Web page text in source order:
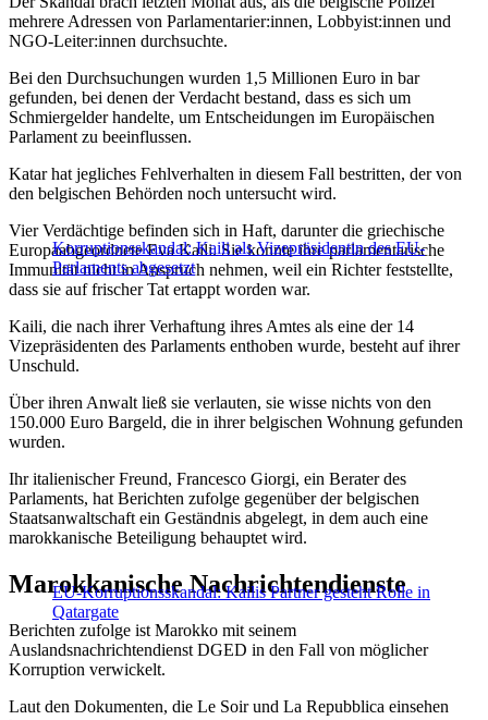
mehrere Adressen von Parlamentarier:innen, Lobbyist:innen und
NGO-Leiter:innen durchsuchte.
Bei den Durchsuchungen wurden 1,5 Millionen Euro in bar
gefunden, bei denen der Verdacht bestand, dass es sich um
Schmiergelder handelte, um Entscheidungen im Europäischen
Parlament zu beeinflussen.
Katar hat jegliches Fehlverhalten in diesem Fall bestritten, der von
den belgischen Behörden noch untersucht wird.
Korruptionsskandal: Kaili als Vizepräsidentin des EU-
Parlaments abgesetzt
Vier Verdächtige befinden sich in Haft, darunter die griechische
Europaabgeordnete Eva Kaili. Sie konnte ihre parlamentarische
Immunität nicht in Anspruch nehmen, weil ein Richter feststellte,
dass sie auf frischer Tat ertappt worden war.
Kaili, die nach ihrer Verhaftung ihres Amtes als eine der 14
Vizepräsidenten des Parlaments enthoben wurde, besteht auf ihrer
Unschuld.
Über ihren Anwalt ließ sie verlauten, sie wisse nichts von den
150.000 Euro Bargeld, die in ihrer belgischen Wohnung gefunden
wurden.
Ihr italienischer Freund, Francesco Giorgi, ein Berater des
Parlaments, hat Berichten zufolge gegenüber der belgischen
Staatsanwaltschaft ein Geständnis abgelegt, in dem auch eine
marokkanische Beteiligung behauptet wird.
EU-Korruptionsskandal: Kailis Partner gesteht Rolle in
Qatargate
Marokkanische Nachrichtendienste
Berichten zufolge ist Marokko mit seinem
Auslandsnachrichtendienst DGED in den Fall von möglicher
Korruption verwickelt.
Laut den Dokumenten, die Le Soir und La Repubblica einsehen